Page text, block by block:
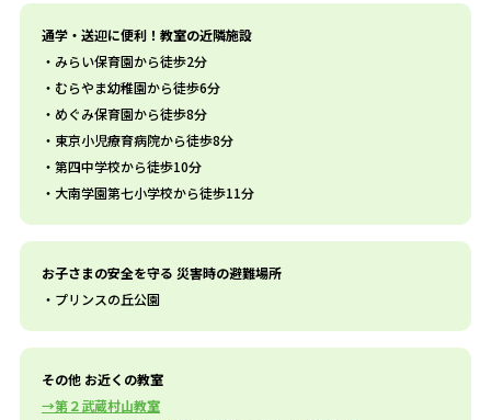
通学・送迎に便利！教室の近隣施設
みらい保育園から徒歩2分
むらやま幼稚園から徒歩6分
めぐみ保育園から徒歩8分
東京小児療育病院から徒歩8分
第四中学校から徒歩10分
大南学園第七小学校から徒歩11分
お子さまの安全を守る 災害時の避難場所
プリンスの丘公園
その他 お近くの教室
第２武蔵村山教室